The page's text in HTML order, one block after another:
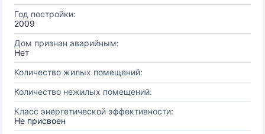
Год постройки:
2009
Дом признан аварийным:
Нет
Количество жилых помещений:
Количество нежилых помещений:
Класс энергетической эффективности:
Не присвоен